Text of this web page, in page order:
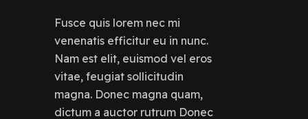
Fusce quis lorem nec mi
venenatis efficitur eu in nunc.
Nam est elit, euismod vel eros
vitae, feugiat sollicitudin
magna. Donec magna quam,
dictum a auctor rutrum Donec